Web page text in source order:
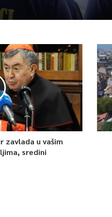
zavlada u vašim
sredini